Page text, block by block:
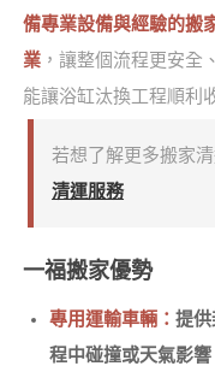
備專業設備與經驗的搬
業，讓整個流程更安全
能讓浴缸汰換工程順利
若想了解更多搬家
清運服務
一福搬家優勢
專用運輸車輛： 提供
程中碰撞或天氣影響